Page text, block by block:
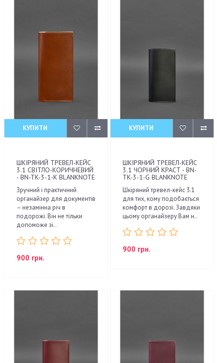
КУПИТИ
ШКІРЯНИЙ ТРЕВЕЛ-КЕЙС
3.1 СВІТЛО-КОРИЧНЕВИЙ
- BN-TK-3-1-K BLANKNOTE
Зручний і практичний
органайзер для документів
– незамінна річ в
подорожі. Він не тільки
допоможе зі..
900 грн.
КУПИТИ
ШКІРЯНИЙ ТРЕВЕЛ-КЕЙС
3.1 ЧОРНИЙ КРАСТ - BN-
TK-3-1-G BLANKNOTE
Шкіряний тревел-кейс 3.1
для тих, кому подобається
комфорт в дорозі. Завдяки
цьому органайзеру Вам н..
900 грн.